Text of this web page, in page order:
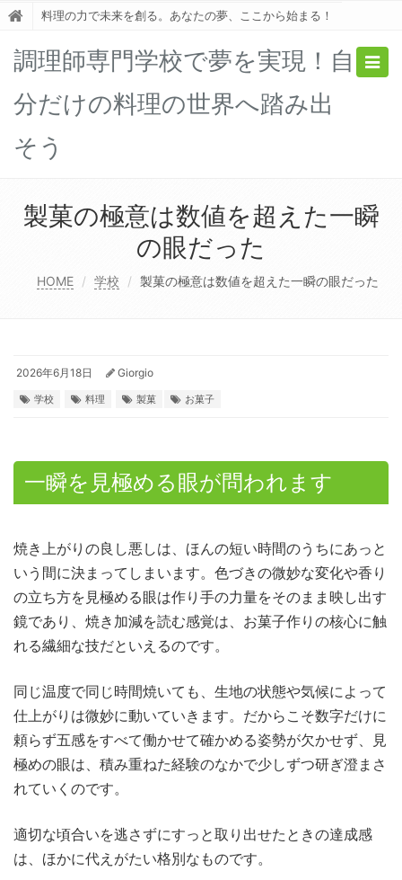
料理の力で未来を創る。あなたの夢、ここから始まる！
調理師専門学校で夢を実現！自
分だけの料理の世界へ踏み出
そう
製菓の極意は数値を超えた一瞬
の眼だった
HOME 学校 製菓の極意は数値を超えた一瞬の眼だった
2026年6月18日 Giorgio
学校 料理 製菓 お菓子
一瞬を見極める眼が問われます
焼き上がりの良し悪しは、ほんの短い時間のうちにあっと
いう間に決まってしまいます。 色づきの微妙な変化や香り
の立ち方を見極める眼は作り手の力量をそのまま映し出す
鏡であり、焼き加減を読む感覚は、お菓子作りの核心に触
れる繊細な技だといえるのです。
同じ温度で同じ時間焼いても、生地の状態や気候によって
仕上がりは微妙に動いていきます。だからこそ数字だけに
頼らず五感をすべて働かせて確かめる姿勢が欠かせず、見
極めの眼は、積み重ねた経験のなかで少しずつ研ぎ澄まさ
れていくのです。
適切な頃合いを逃さずにすっと取り出せたときの達成感
は、ほかに代えがたい格別なものです。